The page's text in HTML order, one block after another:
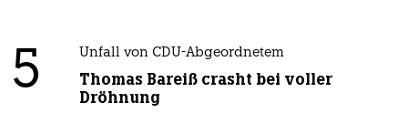
5 Unfall von CDU-Abgeordnetem
Thomas Bareiß crasht bei voller
Dröhnung